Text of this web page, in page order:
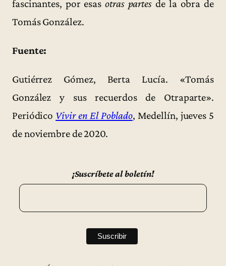
fascinantes, por esasotras partes de la obra de
Tomás González.
Fuente:
Gutiérrez Gómez, Berta Lucía. «Tomás
González y sus recuerdos de Otraparte».
Periódico Vivir en El Poblado, Medellín, jueves 5
de noviembre de 2020.
¡Suscríbete al boletín!